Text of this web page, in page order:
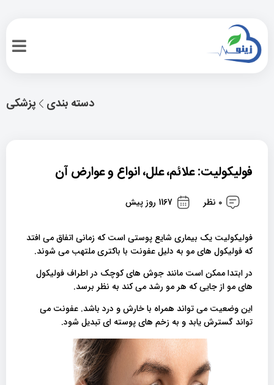
پزشکی دسته بندی
فولیکولیت: علائم، علل، انواع و عوارض آن
0 نظر 1167 روز پیش
فولیکولیت یک بیماری شایع پوستی است که زمانی اتفاق می افتد
که فولیکول های مو به دلیل عفونت با باکتری ملتهب می شوند.
در ابتدا ممکن است مانند جوش های کوچک در اطراف فولیکول
های مو از جایی که هر مو رشد می کند به نظر برسد.
این وضعیت می تواند همراه با خارش و درد باشد. عفونت می
تواند گسترش یابد و به زخم های پوسته ای تبدیل شود.